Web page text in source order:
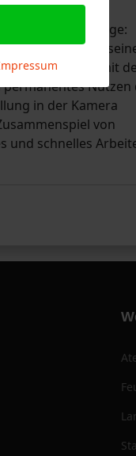
sogenannten
Reihenfolge:
hat der Blick
Austausch mit
Nutzen
in der Kamera
von
und schnelles